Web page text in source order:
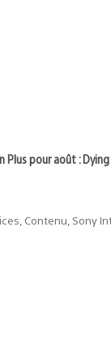
Plus pour août :
Contenu, Sony